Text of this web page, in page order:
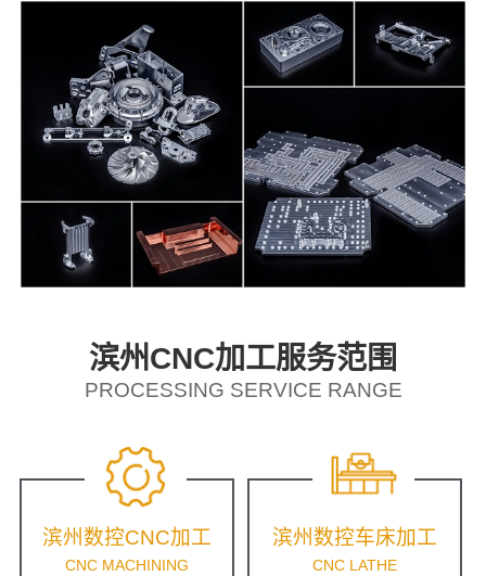
滨州CNC加工服务范围
PROCESSING SERVICE RANGE
滨州数控CNC加工
CNC MACHINING
滨州数控车床加工
CNC LATHE